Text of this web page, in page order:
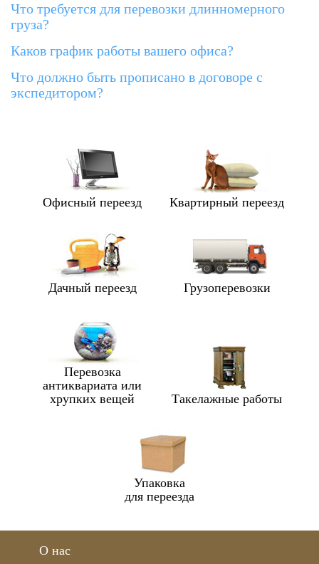
Что требуется для перевозки длинномерного
груза?
Каков график работы вашего офиса?
Что должно быть прописано в договоре с
экспедитором?
Офисный переезд Квартирный переезд
Дачный переезд Грузоперевозки
Перевозка
антиквариата или
хрупких вещей
Такелажные работы
Упаковка
для переезда
О нас